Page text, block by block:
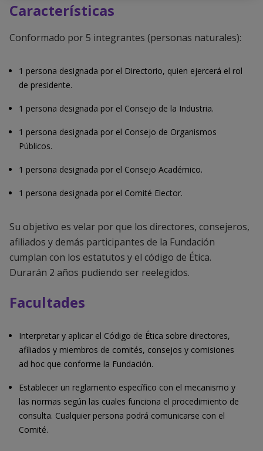
Características
Conformado por 5 integrantes (personas naturales):
1 persona designada por el Directorio, quien ejercerá el rol
de presidente.
1 persona designada por el Consejo de la Industria.
1 persona designada por el Consejo de Organismos
Públicos.
1 persona designada por el Consejo Académico.
1 persona designada por el Comité Elector.
Su objetivo es velar por que los directores, consejeros,
afiliados y demás participantes de la Fundación
cumplan con los estatutos y el código de Ética.
Durarán 2 años pudiendo ser reelegidos.
Facultades
Interpretar y aplicar el Código de Ética sobre directores,
afiliados y miembros de comités, consejos y comisiones
ad hoc que conforme la Fundación.
Establecer un reglamento específico con el mecanismo y
las normas según las cuales funciona el procedimiento de
consulta. Cualquier persona podrá comunicarse con el
Comité.